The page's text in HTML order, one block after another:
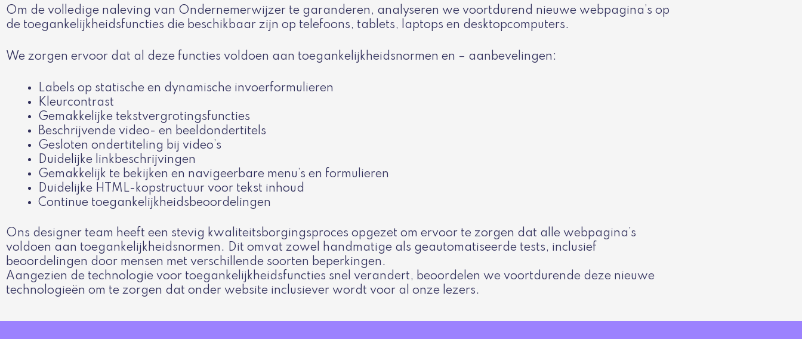
Om de volledige naleving van Ondernemerwijzer te garanderen, analyseren we voortdurend nieuwe webpagina’s op
de toegankelijkheidsfuncties die beschikbaar zijn op telefoons, tablets, laptops en desktopcomputers.
We zorgen ervoor dat al deze functies voldoen aan toegankelijkheidsnormen en – aanbevelingen:
Labels op statische en dynamische invoerformulieren
Kleurcontrast
Gemakkelijke tekstvergrotingsfuncties
Beschrijvende video- en beeldondertitels
Gesloten ondertiteling bij video’s
Duidelijke linkbeschrijvingen
Gemakkelijk te bekijken en navigeerbare menu’s en formulieren
Duidelijke HTML-kopstructuur voor tekst inhoud
Continue toegankelijkheidsbeoordelingen
Ons designer team heeft een stevig kwaliteitsborgingsproces opgezet om ervoor te zorgen dat alle webpagina’s
voldoen aan toegankelijkheidsnormen. Dit omvat zowel handmatige als geautomatiseerde tests, inclusief
beoordelingen door mensen met verschillende soorten beperkingen.
Aangezien de technologie voor toegankelijkheidsfuncties snel verandert, beoordelen we voortdurende deze nieuwe
technologieën om te zorgen dat onder website inclusiever wordt voor al onze lezers.